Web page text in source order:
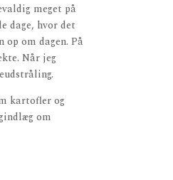
meget på
dage, hvor det
om dagen. På
Når jeg
kartofler og
om